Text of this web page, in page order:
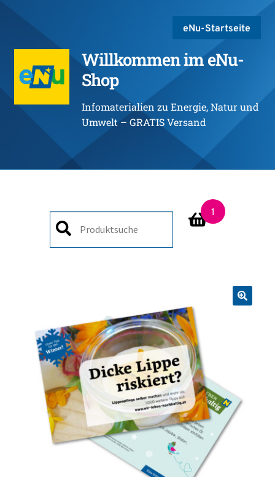
eNu-Startseite
Willkommen im eNu-
Shop
Infomaterialien zu Energie, Natur und
Umwelt – GRATIS Versand
1